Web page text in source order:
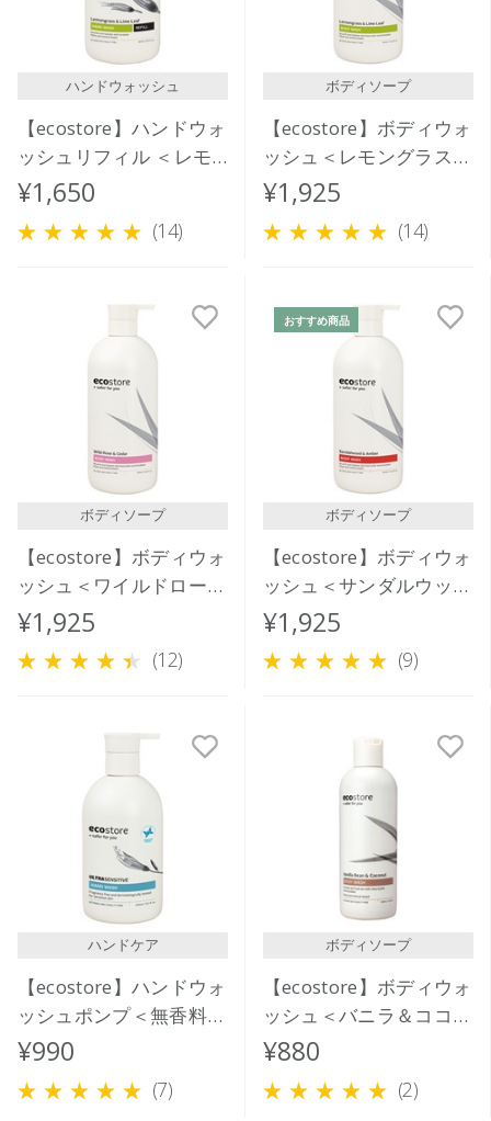
ハンドウォッシュ
【ecostore】ハンドウォ
ッシュリフィル ＜レモ
ングラス＆ライムリーフ
＞850mL
¥1,650
(14)
ボディソープ
【ecostore】ボディウォ
ッシュ＜レモングラス＆
ライムリーフ＞ 900mL
¥1,925
(14)
ボディソープ
【ecostore】ボディウォ
ッシュ＜ワイルドローズ
＆シダー＞900mL
¥1,925
(12)
おすすめ商品
ボディソープ
【ecostore】ボディウォ
ッシュ＜サンダルウッド
＆アンバー＞900mL
¥1,925
(9)
ハンドケア
【ecostore】ハンドウォ
ッシュポンプ＜無香料＞
300mL
¥990
(7)
ボディソープ
【ecostore】ボディウォ
ッシュ＜バニラ＆ココナ
ッツ＞350ｍL
¥880
(2)